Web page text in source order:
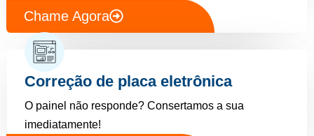
Chame Agora
Correção de placa eletrônica
O painel não responde? Consertamos a sua
imediatamente!